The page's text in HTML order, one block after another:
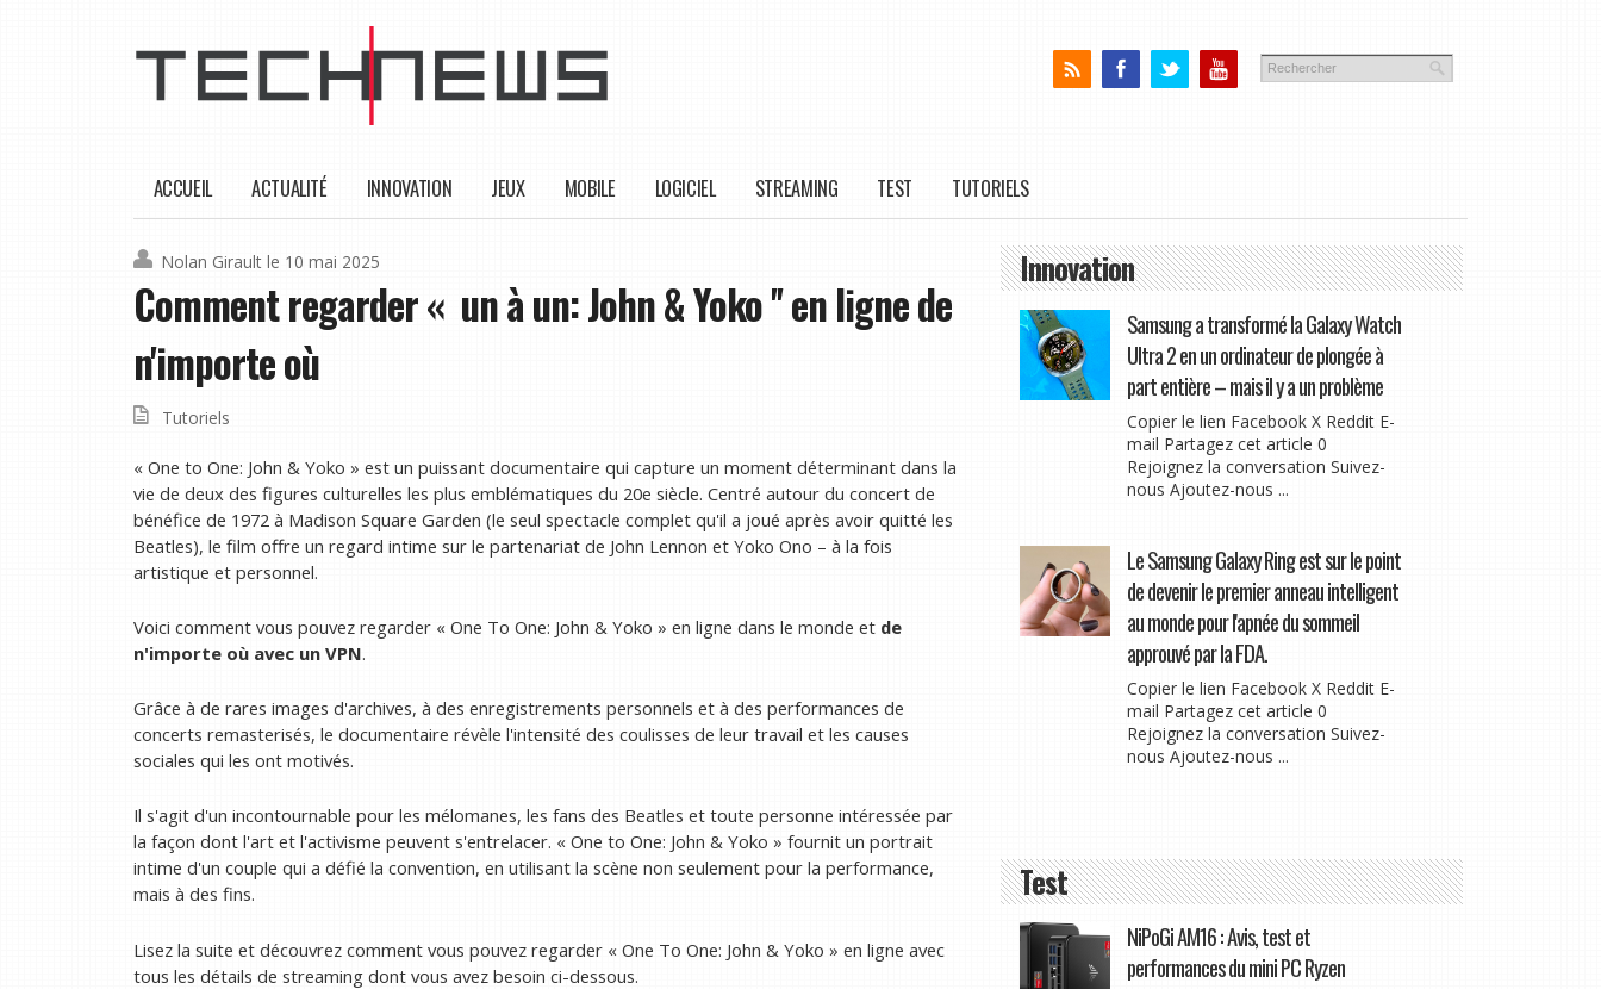
ACCUEIL ACTUALITÉ INNOVATION JEUX MOBILE LOGICIEL STREAMING TEST TUTORIELS
Nolan Girault le 10 mai 2025
Comment regarder « un à un: John & Yoko '' en ligne de
n'importe où
Tutoriels
« One to One: John & Yoko » est un puissant documentaire qui capture un moment déterminant dans la
vie de deux des figures culturelles les plus emblématiques du 20e siècle. Centré autour du concert de
bénéfice de 1972 à Madison Square Garden (le seul spectacle complet qu'il a joué après avoir quitté les
Beatles), le film offre un regard intime sur le partenariat de John Lennon et Yoko Ono – à la fois
artistique et personnel.
Voici comment vous pouvez regarder « One To One: John & Yoko » en ligne dans le monde et de
n'importe où avec un VPN.
Grâce à de rares images d'archives, à des enregistrements personnels et à des performances de
concerts remasterisés, le documentaire révèle l'intensité des coulisses de leur travail et les causes
sociales qui les ont motivés.
Il s'agit d'un incontournable pour les mélomanes, les fans des Beatles et toute personne intéressée par
la façon dont l'art et l'activisme peuvent s'entrelacer. « One to One: John & Yoko » fournit un portrait
intime d'un couple qui a défié la convention, en utilisant la scène non seulement pour la performance,
mais à des fins.
Lisez la suite et découvrez comment vous pouvez regarder « One To One: John & Yoko » en ligne avec
tous les détails de streaming dont vous avez besoin ci-dessous.
Innovation
Samsung a transformé la Galaxy Watch
Ultra 2 en un ordinateur de plongée à
part entière – mais il y a un problème
Copier le lien Facebook X Reddit E-
mail Partagez cet article 0
Rejoignez la conversation Suivez-
nous Ajoutez-nous ...
Le Samsung Galaxy Ring est sur le point
de devenir le premier anneau intelligent
au monde pour l'apnée du sommeil
approuvé par la FDA.
Copier le lien Facebook X Reddit E-
mail Partagez cet article 0
Rejoignez la conversation Suivez-
nous Ajoutez-nous ...
Test
NiPoGi AM16 : Avis, test et
performances du mini PC Ryzen